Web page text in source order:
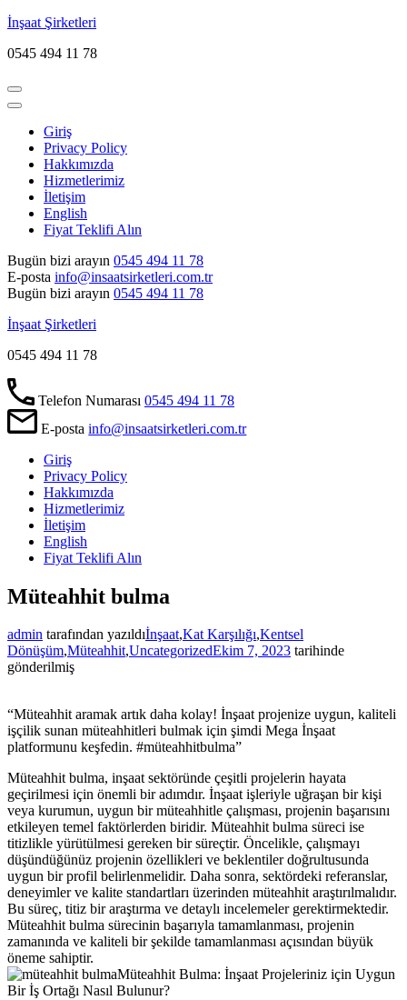
İçeriğe
(Enter
basın)
İnşaat Şirketleri
0545 494 11 78
Giriş
Privacy Policy
Hakkımızda
Hizmetlerimiz
İletişim
English
Fiyat Teklifi Alın
Bugün bizi arayın 0545 494 11 78
E-posta info@insaatsirketleri.com.tr
Bugün bizi arayın 0545 494 11 78
İnşaat Şirketleri
0545 494 11 78
Telefon Numarası 0545 494 11 78
E-postainfo@insaatsirketleri.com.tr
Giriş
Privacy Policy
Hakkımızda
Hizmetlerimiz
İletişim
English
Fiyat Teklifi Alın
Müteahhit bulma
admin tarafından yazıldıİnşaat,Kat Karşılığı,Kentsel
Dönüşüm,Müteahhit,UncategorizedEkim 7, 2023 tarihinde
gönderilmiş
“Müteahhit aramak artık daha kolay! İnşaat projenize uygun, kaliteli
işçilik sunan müteahhitleri bulmak için şimdi Mega İnşaat
platformunu keşfedin. #müteahhitbulma”
Müteahhit bulma, inşaat sektöründe çeşitli projelerin hayata
geçirilmesi için önemli bir adımdır. İnşaat işleriyle uğraşan bir kişi
veya kurumun, uygun bir müteahhitle çalışması, projenin başarısını
etkileyen temel faktörlerden biridir. Müteahhit bulma süreci ise
titizlikle yürütülmesi gereken bir süreçtir. Öncelikle, çalışmayı
düşündüğünüz projenin özellikleri ve beklentiler doğrultusunda
uygun bir profil belirlenmelidir. Daha sonra, sektördeki referanslar,
deneyimler ve kalite standartları üzerinden müteahhit araştırılmalıdır.
Bu süreç, titiz bir araştırma ve detaylı incelemeler gerektirmektedir.
Müteahhit bulma sürecinin başarıyla tamamlanması, projenin
zamanında ve kaliteli bir şekilde tamamlanması açısından büyük
öneme sahiptir.
Müteahhit Bulma: İnşaat Projeleriniz için Uygun
Bir İş Ortağı Nasıl Bulunur?